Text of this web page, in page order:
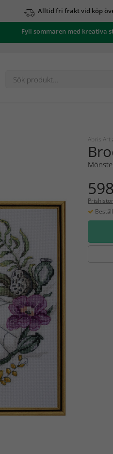
Alltid fri frakt vid köp
Fyll sommaren med kreativa
Abris Art
598